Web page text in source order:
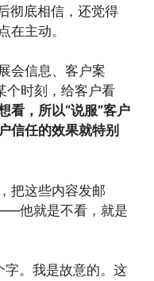
彻底相信，还觉得
在主动。
会信息、客户案
个时刻，给客户看
看，所以“说服”客户
信任的效果就特别
把这些内容发邮
他就是不看，就是
字。我是故意的。这